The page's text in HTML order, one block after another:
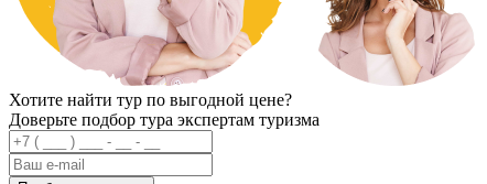
Хотите найти тур по выгодной цене?
Доверьте подбор тура экспертам туризма